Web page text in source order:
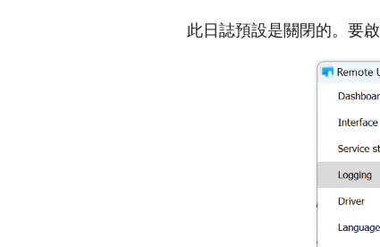
此日誌預設是關閉的。要